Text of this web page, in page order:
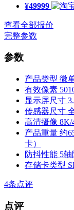
¥49999
查看全部报价
完整参数
参数
产品类型 微
有效像素
显示屏尺寸
传感器尺寸
高清摄像 8K/
产品重量 约
卡）
防抖性能 5
存储卡类型
4条点评
点评